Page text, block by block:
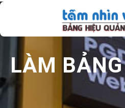
Chuyển
phần
dungLÀM